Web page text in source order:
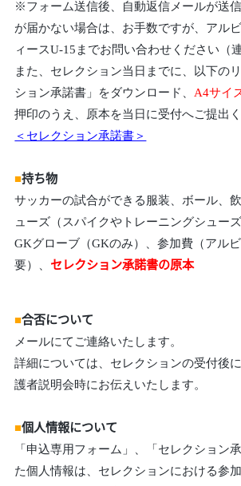
※フォーム送信後、自動返信メールが送
が届かない場合は、お手数ですが、アル
ィースU-15までお問い合わせください（
また、セレクション当日までに、以下の
ション承諾書」をダウンロード、A4サイ
押印のうえ、原本を当日に受付へご提出く
＜セレクション承諾書＞
■持ち物
サッカーの試合ができる服装、ボール、
ューズ（スパイクやトレーニングシュー
GKグローブ（GKのみ）、参加費（アル
要）、 セレクション承諾書の原本
■合否について
メールにてご連絡いたします。
詳細については、セレクションの受付後
護者説明会時にお伝えいたします。
■個人情報について
「申込専用フォーム」、「セレクション
た個人情報は、セレクションにおける参